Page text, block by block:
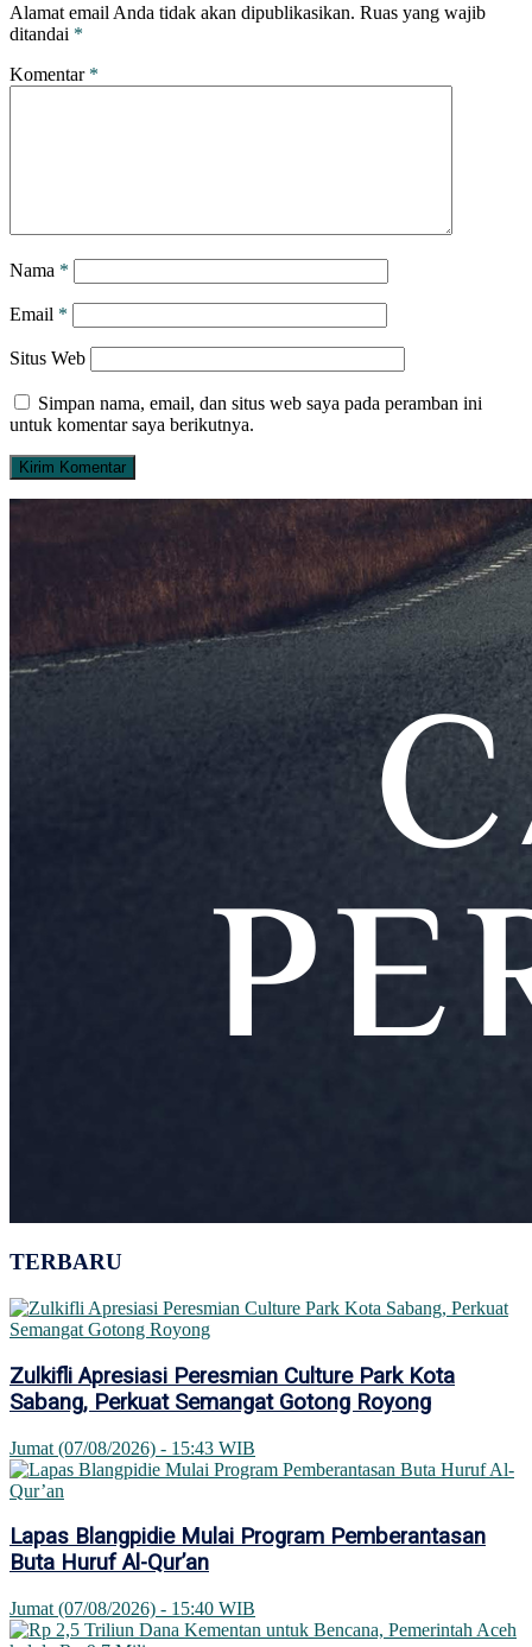
Alamat email Anda tidak akan dipublikasikan. Ruas yang wajib
ditandai *
Komentar *
Nama *
Email *
Situs Web
Simpan nama, email, dan situs web saya pada peramban ini
untuk komentar saya berikutnya.
TERBARU
Zulkifli Apresiasi Peresmian Culture Park Kota
Sabang, Perkuat Semangat Gotong Royong
Jumat (07/08/2026) - 15:43 WIB
Lapas Blangpidie Mulai Program Pemberantasan
Buta Huruf Al-Qur’an
Jumat (07/08/2026) - 15:40 WIB